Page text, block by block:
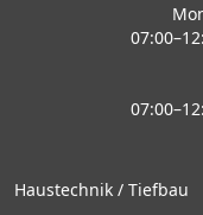
Haustechnik / Tiefbau